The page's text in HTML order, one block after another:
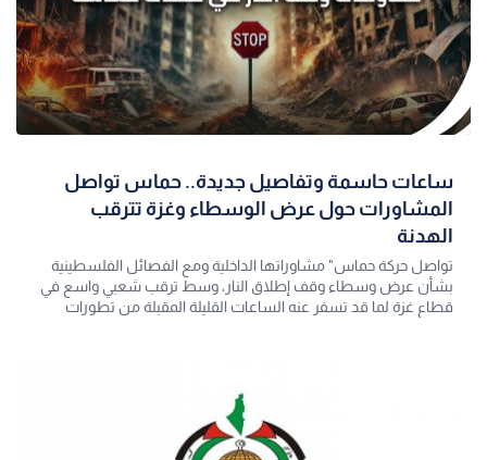
ساعات حاسمة وتفاصيل جديدة.. حماس تواصل
المشاورات حول عرض الوسطاء وغزة تترقب
الهدنة
تواصل حركة حماس" مشاوراتها الداخلية ومع الفصائل الفلسطينية
بشأن عرض وسطاء وقف إطلاق النار، وسط ترقب شعبي واسع في
قطاع غزة لما قد تسفر عنه الساعات القليلة المقبلة من تطورات